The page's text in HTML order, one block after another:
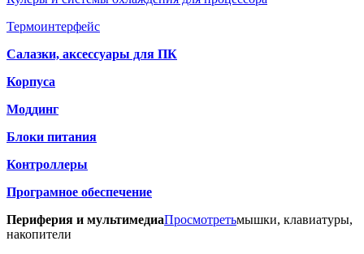
Термоинтерфейс
Салазки, аксессуары для ПК
Корпуса
Моддинг
Блоки питания
Контроллеры
Програмное обеспечение
Периферия и мультимедиаПросмотретьмышки, клавиатуры,
накопители